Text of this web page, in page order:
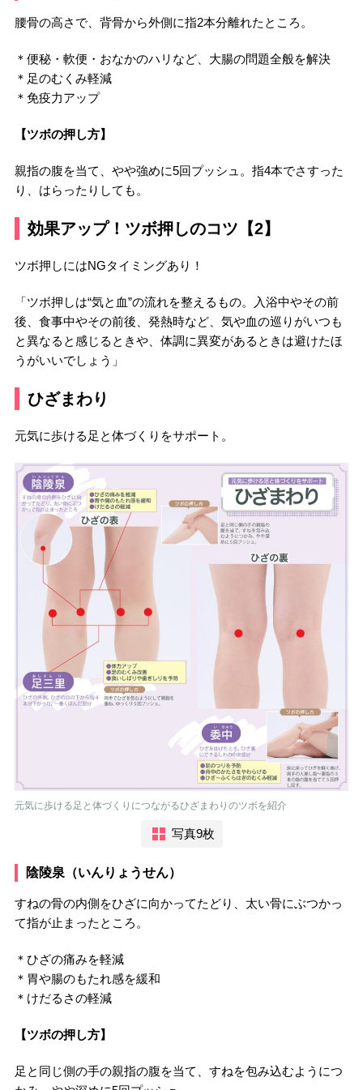
腰骨の高さで、背骨から外側に指2本分離れたところ。
＊便秘・軟便・おなかのハリなど、大腸の問題全般を解決
＊足のむくみ軽減
＊免疫力アップ
【ツボの押し方】
親指の腹を当て、やや強めに5回プッシュ。指4本でさすった
り、はらったりしても。
効果アップ！ツボ押しのコツ【2】
ツボ押しにはNGタイミングあり！
「ツボ押しは“気と血”の流れを整えるもの。入浴中やその前
後、食事中やその前後、発熱時など、気や血の巡りがいつも
と異なると感じるときや、体調に異変があるときは避けたほ
うがいいでしょう」
ひざまわり
元気に歩ける足と体づくりをサポート。
元気に歩ける足と体づくりにつながるひざまわりのツボを紹介
写真9枚
陰陵泉（いんりょうせん）
すねの骨の内側をひざに向かってたどり、太い骨にぶつかっ
て指が止まったところ。
＊ひざの痛みを軽減
＊胃や腸のもたれ感を緩和
＊けだるさの軽減
【ツボの押し方】
足と同じ側の手の親指の腹を当て、すねを包み込むようにつ